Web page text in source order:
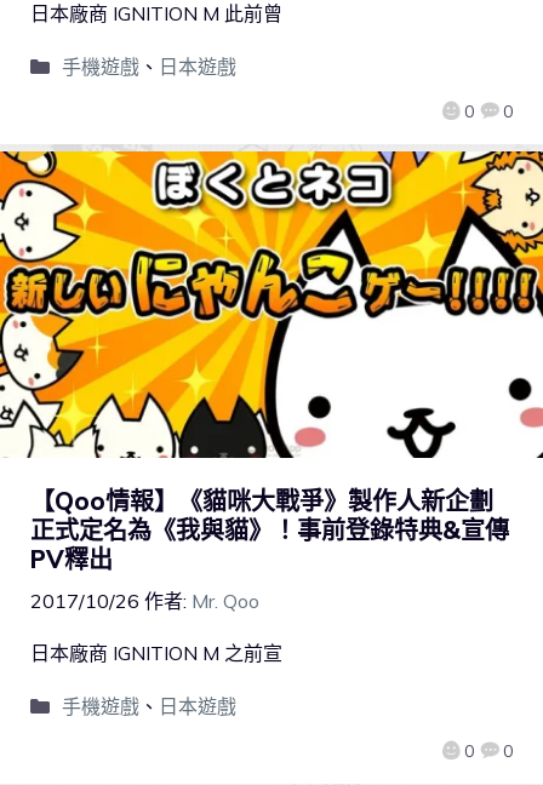
0 0
日本廠商 ​IGNITION M 此前曾
手機遊戲、 日本遊戲
【Qoo情報】《貓咪大戰爭》製作人新企劃
正式定名為《我與貓》！事前登錄特典&宣傳
PV釋出
2017/10/26 作者: Mr. Qoo
0 0
日本廠商 ​IGNITION M 之前宣
手機遊戲、 日本遊戲